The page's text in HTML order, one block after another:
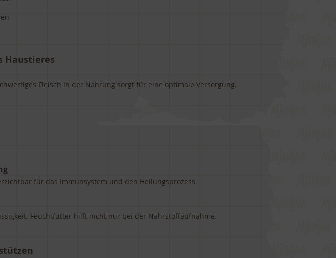
Haustieres
Fleisch in der Nahrung sorgt für eine optimale Versorgung.
für das Immunsystem und den Heilungsprozess.
Feuchtfutter hilft nicht nur bei der Nährstoffaufnahme,